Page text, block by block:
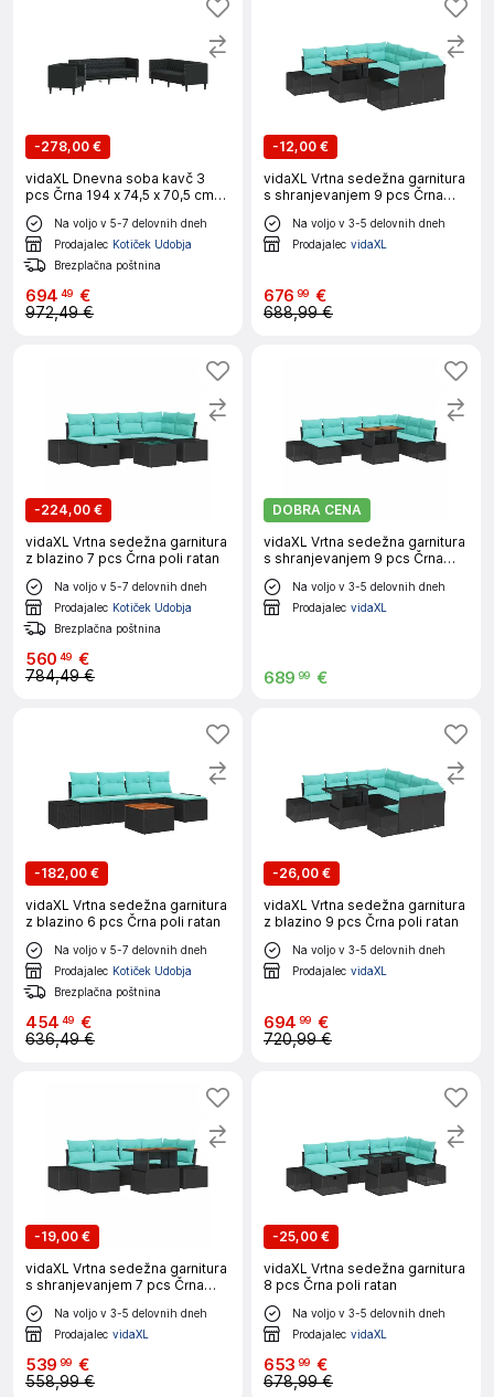
-278,00 €
vidaXL Dnevna soba kavč 3
pcs Črna 194 x 74,5 x 70,5 cm
Umjetno usnje
Na voljo v 5-7 delovnih dneh
Prodajalec Kotiček Udobja
Brezplačna poštnina
694 49 €
972,49 €
-12,00 €
vidaXL Vrtna sedežna garnitura
s shranjevanjem 9 pcs Črna
Poly ratan
Na voljo v 3-5 delovnih dneh
Prodajalec vidaXL
676 99 €
688,99 €
-224,00 €
vidaXL Vrtna sedežna garnitura
z blazino 7 pcs Črna poli ratan
Na voljo v 5-7 delovnih dneh
Prodajalec Kotiček Udobja
Brezplačna poštnina
560 49 €
784,49 €
DOBRA CENA
vidaXL Vrtna sedežna garnitura
s shranjevanjem 9 pcs Črna
Poly ratan
Na voljo v 3-5 delovnih dneh
Prodajalec vidaXL
689 99 €
-182,00 €
vidaXL Vrtna sedežna garnitura
z blazino 6 pcs Črna poli ratan
Na voljo v 5-7 delovnih dneh
Prodajalec Kotiček Udobja
Brezplačna poštnina
454 49 €
636,49 €
-26,00 €
vidaXL Vrtna sedežna garnitura
z blazino 9 pcs Črna poli ratan
Na voljo v 3-5 delovnih dneh
Prodajalec vidaXL
694 99 €
720,99 €
-19,00 €
vidaXL Vrtna sedežna garnitura
s shranjevanjem 7 pcs Črna
Poly ratan
Na voljo v 3-5 delovnih dneh
Prodajalec vidaXL
539 99 €
558,99 €
-25,00 €
vidaXL Vrtna sedežna garnitura
8 pcs Črna poli ratan
Na voljo v 3-5 delovnih dneh
Prodajalec vidaXL
653 99 €
678,99 €